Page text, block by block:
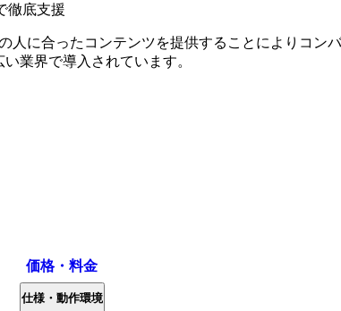
徹底支援
人に合ったコンテンツを提供することによりコン
業界で導入されています。
価格・料金
仕様・動作環境